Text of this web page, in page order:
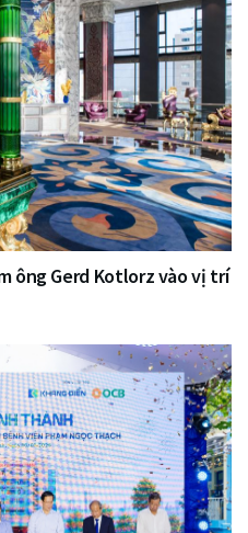
ông Gerd Kotlorz vào vị trí